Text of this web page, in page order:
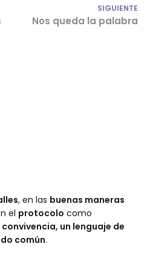
SIGUIENTE
Nos queda la palabra
, en las buenas maneras
el protocolo como
convivencia, un lenguaje de
común.